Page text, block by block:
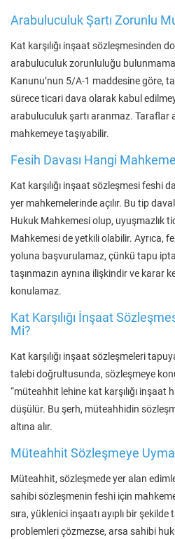
Arabuluculuk Şartı Zorunlu
Kat karşılığı inşaat sözleşmesinden
arabuluculuk zorunluluğu
Kanunu’nun 5/A-1 maddesine göre,
sürece ticari dava olarak kabul
arabuluculuk şartı aranmaz. Taraflar
mahkemeye taşıyabilir.
Fesih Davası Hangi
Kat karşılığı inşaat sözleşmesi feshi
yer mahkemelerinde açılır. Bu tip
Hukuk Mahkemesi olup, uyuşmazlık
Mahkemesi de yetkili olabilir. Ayrıca,
yoluna başvurulamaz, çünkü tapu
taşınmazın aynına ilişkindir ve karar
konulamaz.
Kat Karşılığı İnşaat
Mi?
Kat karşılığı inşaat sözleşmeleri
talebi doğrultusunda, sözleşmeye
“müteahhit lehine kat karşılığı inşaat
düşülür. Bu şerh, müteahhidin
altına alır.
Müteahhit Sözleşmeye
Müteahhit, sözleşmede yer alan
sahibi sözleşmenin feshi için
sıra, yüklenici inşaatı ayıplı bir
problemleri çözmezse, arsa sahibi